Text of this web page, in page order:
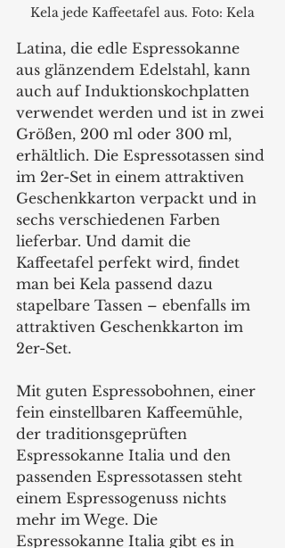
Kela jede Kaffeetafel aus. Foto: Kela
Latina, die edle Espressokanne
aus glänzendem Edelstahl, kann
auch auf Induktionskochplatten
verwendet werden und ist in zwei
Größen, 200 ml oder 300 ml,
erhältlich. Die Espressotassen sind
im 2er-Set in einem attraktiven
Geschenkkarton verpackt und in
sechs verschiedenen Farben
lieferbar. Und damit die
Kaffeetafel perfekt wird, findet
man bei Kela passend dazu
stapelbare Tassen – ebenfalls im
attraktiven Geschenkkarton im
2er-Set.
Mit guten Espressobohnen, einer
fein einstellbaren Kaffeemühle,
der traditionsgeprüften
Espressokanne Italia und den
passenden Espressotassen steht
einem Espressogenuss nichts
mehr im Wege. Die
Espressokanne Italia gibt es in